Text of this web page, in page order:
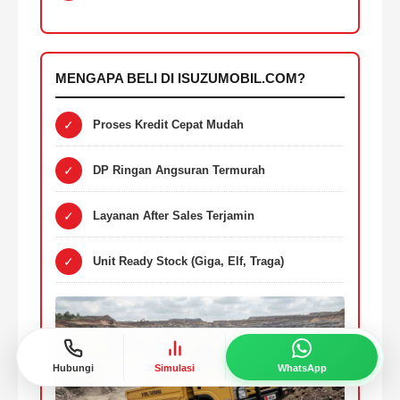
2.499
Daya Maksimum
PS/rpm
80/3500
Torsi Maksimum
(Kg.m/rpm)
19.5/1800
TRANSMISI
Tipe
(MUA5S) 5 Speed M/T
(MUA5S) 5 Speed M/T
Rendah /
-
MENGAPA BELI DI ISUZUMOBIL.COM?
✓ Proses Kredit Cepat Mudah
✓ DP Ringan Angsuran Termurah
✓ Layanan After Sales Terjamin
✓ Unit Ready Stock (Giga, Elf, Traga)
Hubungi Simulasi WhatsApp